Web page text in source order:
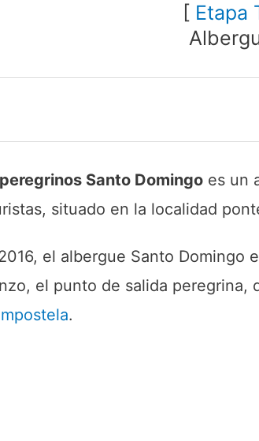
[ Etapa
Santo Domingo es un
situado en la localidad
el albergue Santo Domingo
el punto de salida
.